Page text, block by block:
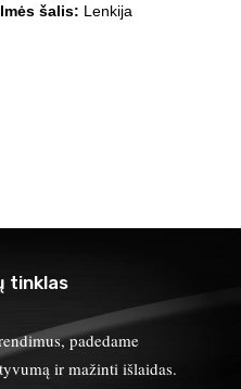
šalis: Lenkija
tinklas
padedame
ir mažinti išlaidas.